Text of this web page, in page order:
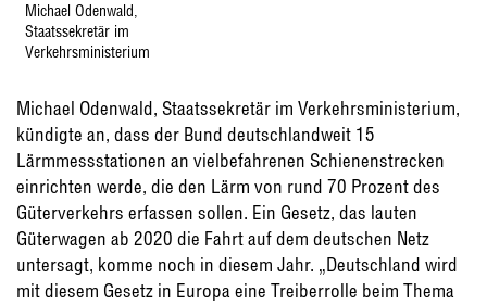
Michael Odenwald,
Staatssekretär im
Verkehrsministerium
Michael Odenwald, Staatssekretär im Verkehrsministerium,
kündigte an, dass der Bund deutschlandweit 15
Lärmmessstationen an vielbefahrenen Schienenstrecken
einrichten werde, die den Lärm von rund 70 Prozent des
Güterverkehrs erfassen sollen. Ein Gesetz, das lauten
Güterwagen ab 2020 die Fahrt auf dem deutschen Netz
untersagt, komme noch in diesem Jahr. „Deutschland wird
mit diesem Gesetz in Europa eine Treiberrolle beim Thema